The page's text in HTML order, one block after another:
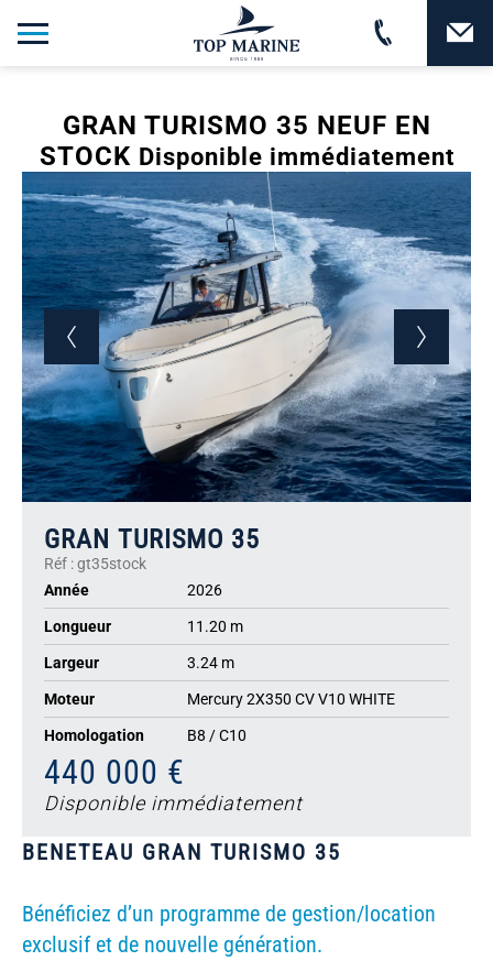
GRAN TURISMO 35 NEUF EN
STOCK Disponible immédiatement
GRAN TURISMO 35
Réf : gt35stock
Année
2026
Longueur 11.20 m
Largeur 3.24 m
Moteur Mercury 2X350 CV V10 WHITE
Homologation B8 / C10
440 000 €
Disponible immédiatement
BENETEAU GRAN TURISMO 35
Bénéficiez d’un programme de gestion/location
exclusif et de nouvelle génération.